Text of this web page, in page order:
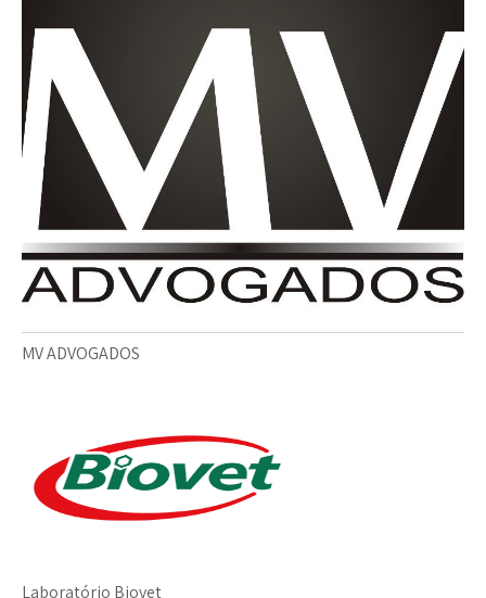
MV ADVOGADOS
Laboratório Biovet